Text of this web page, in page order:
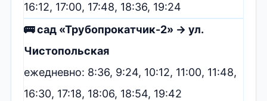
16:12, 17:00, 17:48, 18:36, 19:24
🚌 сад «Трубопрокатчик-2» → ул.
Чистопольская
ежедневно: 8:36, 9:24, 10:12, 11:00, 11:48,
16:30, 17:18, 18:06, 18:54, 19:42